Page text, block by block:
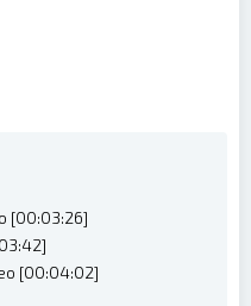
[00:03:26]
[00:04:02]